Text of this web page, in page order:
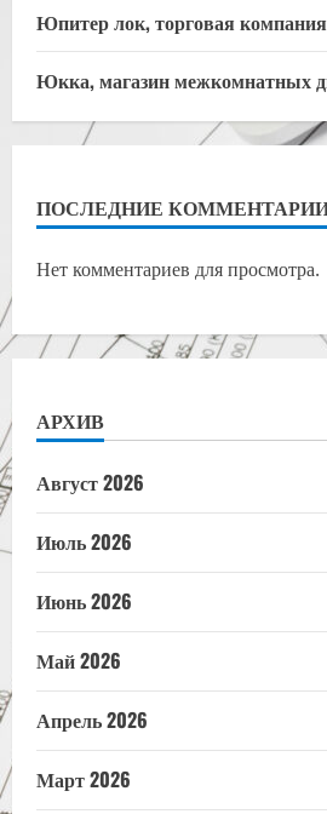
Юпитер лок, торговая компания
Юкка, магазин межкомнатных
ПОСЛЕДНИЕ
Нет комментариев для просмотра.
АРХИВ
Август 2026
Июль 2026
Июнь 2026
Май 2026
Апрель 2026
Март 2026